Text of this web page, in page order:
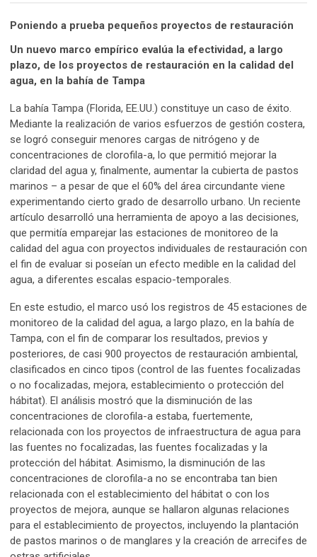
Poniendo a prueba pequeños proyectos de restauración
Un nuevo marco empírico evalúa la efectividad, a largo
plazo, de los proyectos de restauración en la calidad del
agua, en la bahía de Tampa
La bahía Tampa (Florida, EE.UU.) constituye un caso de éxito.
Mediante la realización de varios esfuerzos de gestión costera,
se logró conseguir menores cargas de nitrógeno y de
concentraciones de clorofila-a, lo que permitió mejorar la
claridad del agua y, finalmente, aumentar la cubierta de pastos
marinos – a pesar de que el 60% del área circundante viene
experimentando cierto grado de desarrollo urbano. Un reciente
artículo desarrolló una herramienta de apoyo a las decisiones,
que permitía emparejar las estaciones de monitoreo de la
calidad del agua con proyectos individuales de restauración con
el fin de evaluar si poseían un efecto medible en la calidad del
agua, a diferentes escalas espacio-temporales.
En este estudio, el marco usó los registros de 45 estaciones de
monitoreo de la calidad del agua, a largo plazo, en la bahía de
Tampa, con el fin de comparar los resultados, previos y
posteriores, de casi 900 proyectos de restauración ambiental,
clasificados en cinco tipos (control de las fuentes focalizadas
o no focalizadas, mejora, establecimiento o protección del
hábitat). El análisis mostró que la disminución de las
concentraciones de clorofila-a estaba, fuertemente,
relacionada con los proyectos de infraestructura de agua para
las fuentes no focalizadas, las fuentes focalizadas y la
protección del hábitat. Asimismo, la disminución de las
concentraciones de clorofila-a no se encontraba tan bien
relacionada con el establecimiento del hábitat o con los
proyectos de mejora, aunque se hallaron algunas relaciones
para el establecimiento de proyectos, incluyendo la plantación
de pastos marinos o de manglares y la creación de arrecifes de